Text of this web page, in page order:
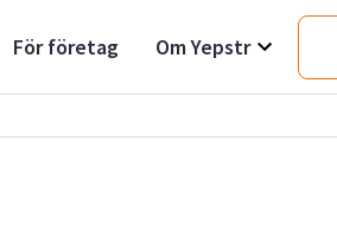
För företag Om Yepstr